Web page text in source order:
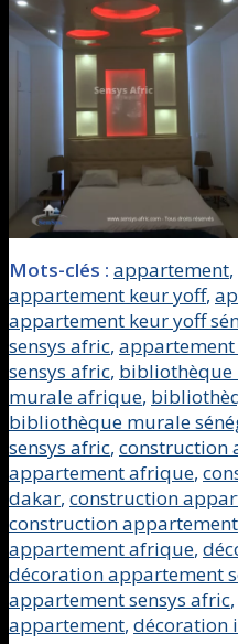
Mots-clés : appartement,
appartement keur yoff,
appartement keur yoff
sensys afric, appartement
sensys afric, bibliothèque
murale afrique,
bibliothèque murale
sensys afric, construction
appartement afrique,
dakar, construction
construction
appartement afrique,
décoration appartement
appartement sensys afric,
appartement, décoration